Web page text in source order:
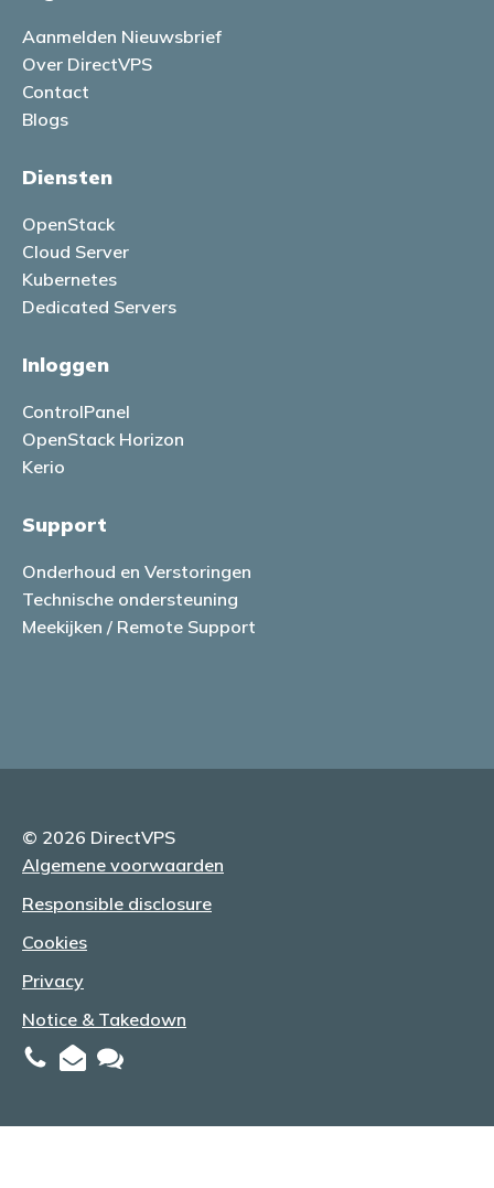
Aanmelden Nieuwsbrief
Over DirectVPS
Contact
Blogs
Diensten
OpenStack
Cloud Server
Kubernetes
Dedicated Servers
Inloggen
ControlPanel
OpenStack Horizon
Kerio
Support
Onderhoud en Verstoringen
Technische ondersteuning
Meekijken / Remote Support
© 2026 DirectVPS
Algemene voorwaarden
Responsible disclosure
Cookies
Privacy
Notice & Takedown